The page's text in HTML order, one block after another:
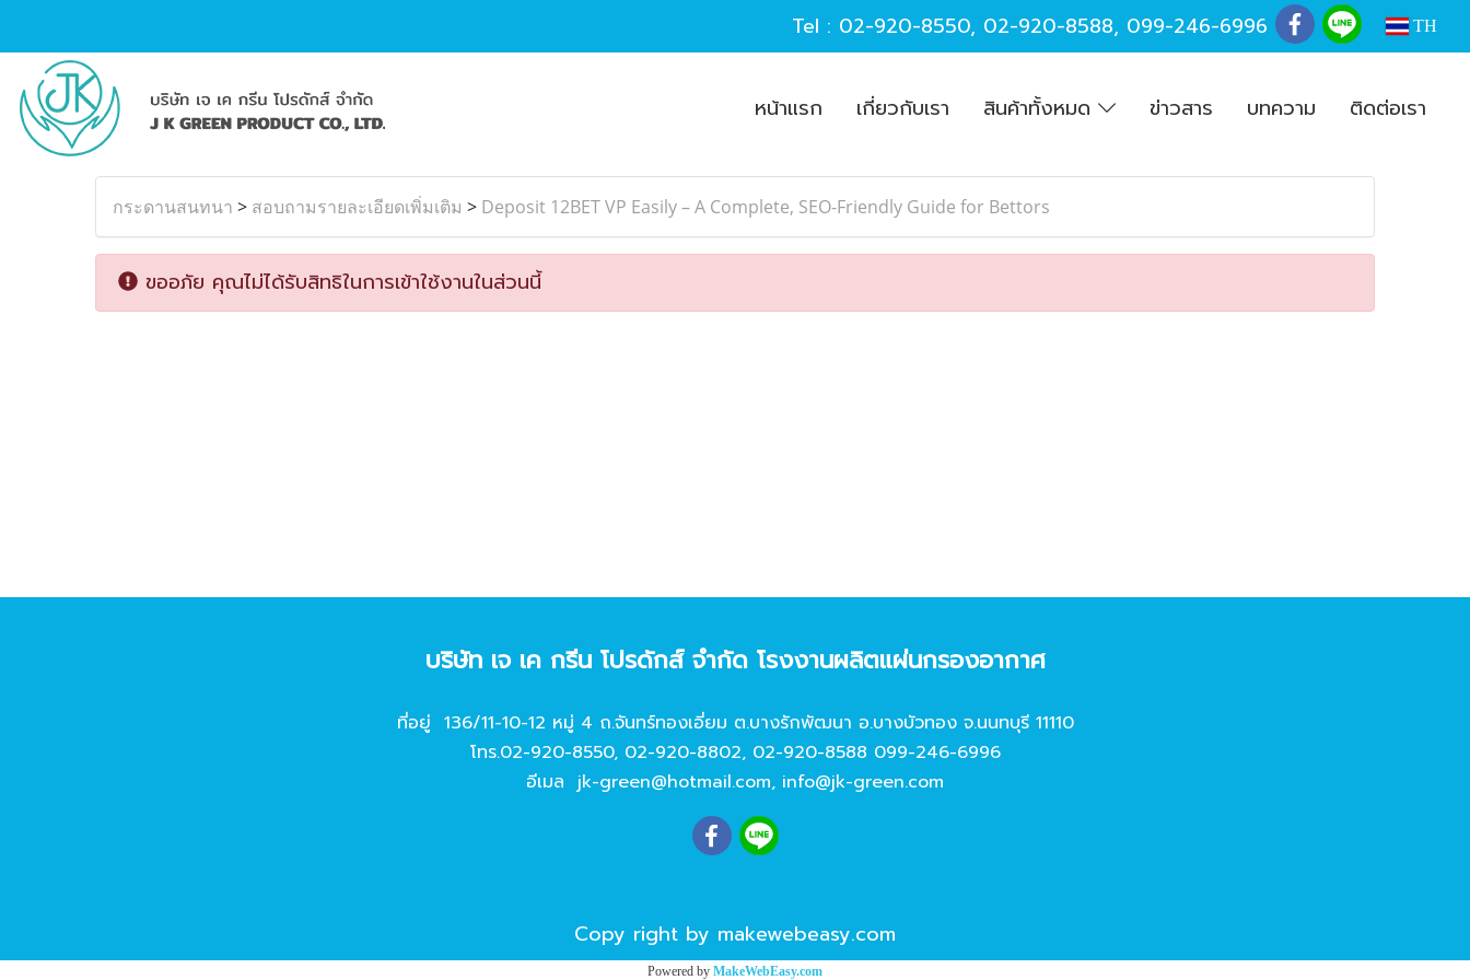
Tel : 02-920-8550, 02-920-8588, 099-246-6996 TH
หน้าแรก เกี่ยวกับเรา สินค้าทั้งหมด ข่าวสาร บทความ ติดต่อเรา
กระดานสนทนา > สอบถามรายละเอียดเพิ่มเติม > Deposit 12BET VP Easily – A Complete, SEO-Friendly Guide for Bettors
ขออภัย คุณไม่ได้รับสิทธิในการเข้าใช้งานในส่วนนี้
บริษัท เจ เค กรีน โปรดักส์ จํากัด โรงงานผลิตแผ่นกรองอากาศ
ที่อยู่ 136/11-10-12 หมู่ 4 ถ.จันทร์ทองเอี่ยม ต.บางรักพัฒนา อ.บางบัวทอง จ.นนทบุรี 11110
โทร.02-920-8550, 02-920-8802, 02-920-8588 099-246-6996
อีเมล jk-green@hotmail.com, info@jk-green.com
Copy right by makewebeasy.com
Powered by MakeWebEasy.com